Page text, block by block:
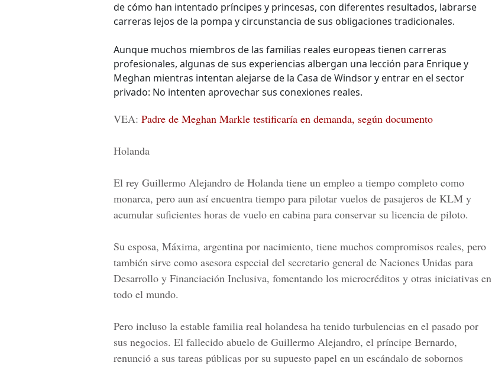
de cómo han intentado príncipes y princesas, con diferentes resultados, labrarse
carreras lejos de la pompa y circunstancia de sus obligaciones tradicionales.
Aunque muchos miembros de las familias reales europeas tienen carreras
profesionales, algunas de sus experiencias albergan una lección para Enrique y
Meghan mientras intentan alejarse de la Casa de Windsor y entrar en el sector
privado: No intenten aprovechar sus conexiones reales.
VEA: Padre de Meghan Markle testificaría en demanda, según documento
Holanda
El rey Guillermo Alejandro de Holanda tiene un empleo a tiempo completo como
monarca, pero aun así encuentra tiempo para pilotar vuelos de pasajeros de KLM y
acumular suficientes horas de vuelo en cabina para conservar su licencia de piloto.
Su esposa, Máxima, argentina por nacimiento, tiene muchos compromisos reales, pero
también sirve como asesora especial del secretario general de Naciones Unidas para
Desarrollo y Financiación Inclusiva, fomentando los microcréditos y otras iniciativas en
todo el mundo.
Pero incluso la estable familia real holandesa ha tenido turbulencias en el pasado por
sus negocios. El fallecido abuelo de Guillermo Alejandro, el príncipe Bernardo,
renunció a sus tareas públicas por su supuesto papel en un escándalo de sobornos